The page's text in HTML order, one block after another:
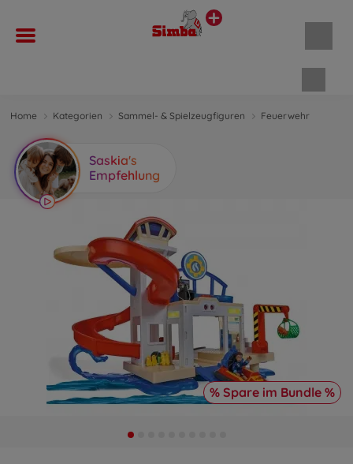
Home Kategorien Sammel- & Spielzeugfiguren Feuerwehr
Saskia's
Empfehlung
% Spare im Bundle %